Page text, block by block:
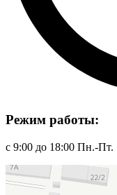
Режим работы:
с 9:00 до 18:00 Пн.-Пт.